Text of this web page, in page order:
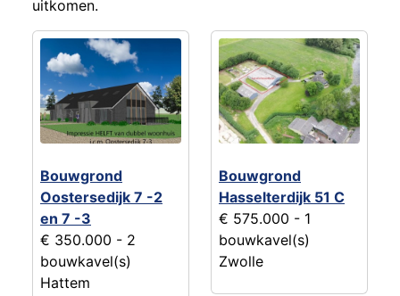
uitkomen.
Bouwgrond
Oostersedijk 7 -2
en 7 -3
€ 350.000 - 2
bouwkavel(s)
Hattem
Bouwgrond
Hasselterdijk 51 C
€ 575.000 - 1
bouwkavel(s)
Zwolle